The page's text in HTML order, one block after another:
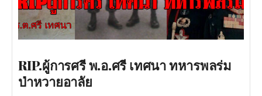
RIP.ผู้การศรี พ.อ.ศรี เทศนา ทหารพลร่ม
ป่าหวายอาลัย